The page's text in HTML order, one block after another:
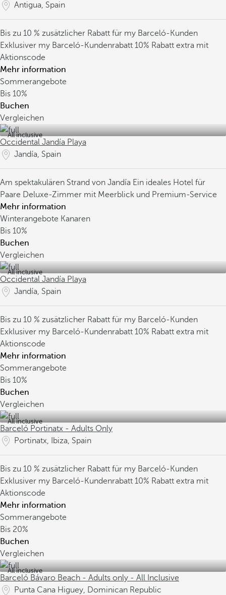
Antigua, Spain
Bis zu 10 % zusätzlicher Rabatt für my Barceló-Kunden
Exklusiver my Barceló-Kundenrabatt 10% Rabatt extra mit
Aktionscode
Mehr information
Sommerangebote
Bis 10%
Buchen
Vergleichen
All inclusive
Occidental Jandía Playa
Jandía, Spain
Am spektakulären Strand von Jandía Ein ideales Hotel für
Paare Deluxe-Zimmer mit Meerblick und Premium-Service
Mehr information
Winterangebote Kanaren
Bis 10%
Buchen
Vergleichen
All inclusive
Occidental Jandía Playa
Jandía, Spain
Bis zu 10 % zusätzlicher Rabatt für my Barceló-Kunden
Exklusiver my Barceló-Kundenrabatt 10% Rabatt extra mit
Aktionscode
Mehr information
Sommerangebote
Bis 10%
Buchen
Vergleichen
All inclusive
Barceló Portinatx - Adults Only
Portinatx, Ibiza, Spain
Bis zu 10 % zusätzlicher Rabatt für my Barceló-Kunden
Exklusiver my Barceló-Kundenrabatt 10% Rabatt extra mit
Aktionscode
Mehr information
Sommerangebote
Bis 20%
Buchen
Vergleichen
All inclusive
Barceló Bávaro Beach - Adults only - All Inclusive
Punta Cana Higuey, Dominican Republic